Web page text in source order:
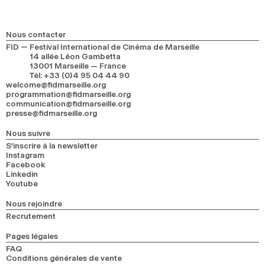
RECHERCHE
Nous contacter
FID — Festival International de Cinéma de Marseille
14 allée Léon Gambetta
13001 Marseille — France
Tél: +33 (0)4 95 04 44 90
welcome@fidmarseille.org
programmation@fidmarseille.org
communication@fidmarseille.org
presse@fidmarseille.org
Nous suivre
S’inscrire à la newsletter
Instagram
Facebook
Linkedin
Youtube
Nous rejoindre
Recrutement
Pages légales
FAQ
Conditions générales de vente